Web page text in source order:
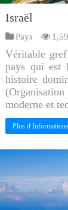
Israël
Pays
Véritable
pays qui est
histoire
moderne et
Plus d